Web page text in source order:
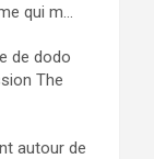
qui m...
de dodo
The
autour de